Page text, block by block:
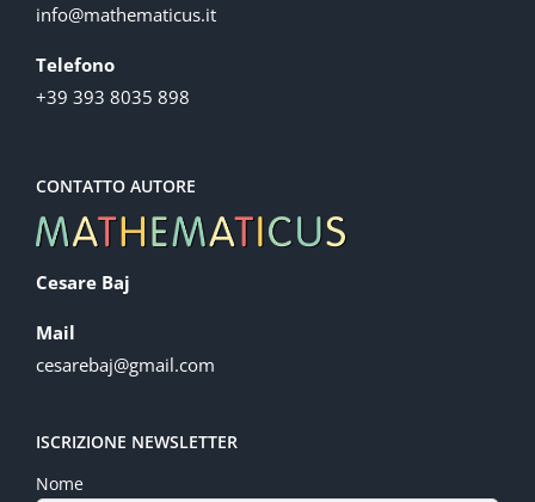
info@mathematicus.it
Telefono
+39 393 8035 898
CONTATTO AUTORE
Cesare Baj
Mail
cesarebaj@gmail.com
ISCRIZIONE NEWSLETTER
Nome